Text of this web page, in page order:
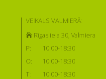
VEIKALS VALMIERĀ:
Rīgas iela 30, Valmiera
P:
10:00-18:30
O:
10:00-18:30
T:
10:00-18:30